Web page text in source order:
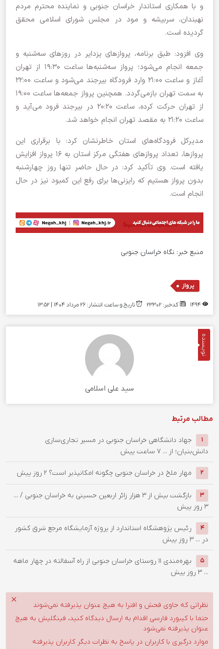
و با همکاری استاندار خراسان جنوبی و نماینده محترم مردم
نهبندان، سربیشه و مود در مجلس شورای اسلامی محقق
گردیده است.
وی افزود: طبق برنامه، پروازهای یزدایر در روزهای سه‌شنبه و
جمعه انجام می‌شود؛ پرواز سه‌شنبه‌ها ساعت ۱۹:۳۰ از تهران
آغاز و ساعت ۲۱:۰۰ وارد فرودگاه بیرجند می‌شود و ساعت ۲۲:۰۰
به سمت تهران بازمی‌گردد. همچنین پرواز جمعه‌ها ساعت ۱۹:۰۰
از تهران حرکت کرده، ساعت ۲۰:۲۰ در بیرجند فرود می‌آید و
ساعت ۲۱:۲۰ به مقصد تهران انجام خواهد شد.
مدیرکل فرودگاه‌های استان خاطرنشان کرد: با برقراری این
پروازها، تعداد پروازهای هفتگی مرکز استان به ۱۶ پرواز افزایش
یافته است. وی تأکید کرد: در حال حاضر تنها روز چهارشنبه
بدون پرواز هستیم که رایزنی‌ها برای رفع این کمبود نیز در حال
انجام است.
منبع خبر: نگاه خراسان جنوبی
پرواز
کدخبر: 23302 تاریخ و ساعت انتشار: ۲۶ مرداد ۱۴۰۴ | 13:52
نویسنده
سید علی اسلامی
مطالب مرتبط
1
جهاد دانشگاهی خراسان جنوبی در مسیر تجاری‌سازی
دانش‌بنیان؛ از ... 7 ساعت پیش
2 ‌مهار ملخ در خراسان جنوبی چگونه امکانپذیر است؟ 2 روز پیش
3
بازگشت بیش از ۳ هزار زائر اربعین حسینی به خراسان جنوبی / ...
3 روز پیش
4
رئیس پژوهشگاه استاندارد از پروژه آزمایشگاه مرجع شرق کشور
در ... 3 روز پیش
5
بهره‌مندی ۱۱ روستای خراسان جنوبی از راه آسفالته در چهار ماهه
... 3 روز پیش
نظراتی که حاوی فحش و افترا به هیچ عنوان پذیرفته نمی‌شوند
حتما با کیبورد فارسی اقدام به ارسال دیدگاه کنید، فینگلیش به هیچ
عنوان پذیرفته نمی‌شود
موارد درگیری با کاربران در پاسخ به نظرات دیگر کاربران پذیرفته